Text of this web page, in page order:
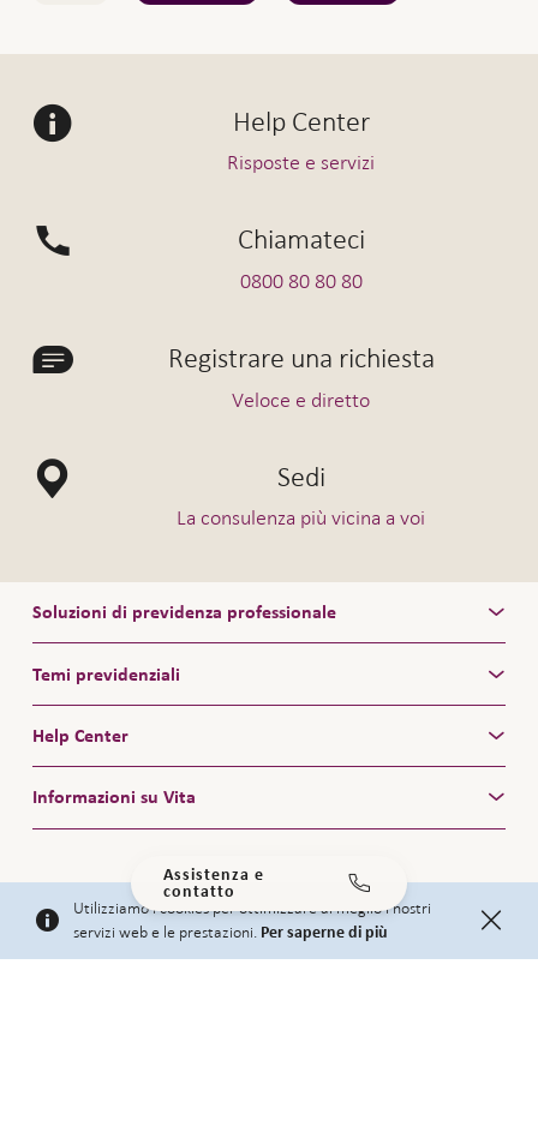
Help Center
Risposte e servizi
Chiamateci
0800 80 80 80
Registrare una richiesta
Veloce e diretto
Sedi
La consulenza più vicina a voi
Utilizziamo i cookies per ottimizzare al meglio i nostri
servizi web e le prestazioni. Per saperne di più
Soluzioni di previdenza professionale
Temi previdenziali
Help Center
Informazioni su Vita
FacebookLinkedInYouTube
Assistenza e
contatto